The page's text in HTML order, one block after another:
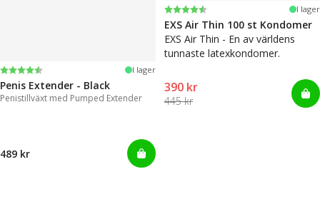
Betyg:
4.4 utav 5 stjärnor I lager
Penis Extender - Black
Penistillväxt med Pumped Extender
489 kr
Betyg:
4.6 utav 5 stjärnor I lager
EXS Air Thin 100 st Kondomer
EXS Air Thin - En av världens
tunnaste latexkondomer.
390 kr
445 kr